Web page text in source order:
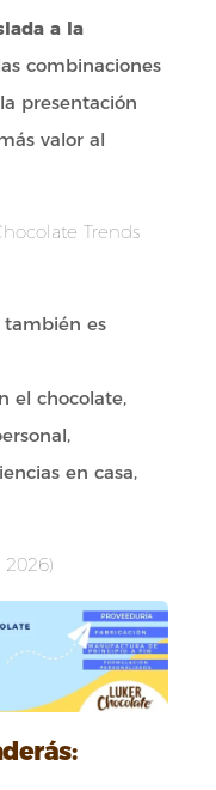
a la
combinaciones
presentación
valor al
Trends
es
el chocolate,
en casa,